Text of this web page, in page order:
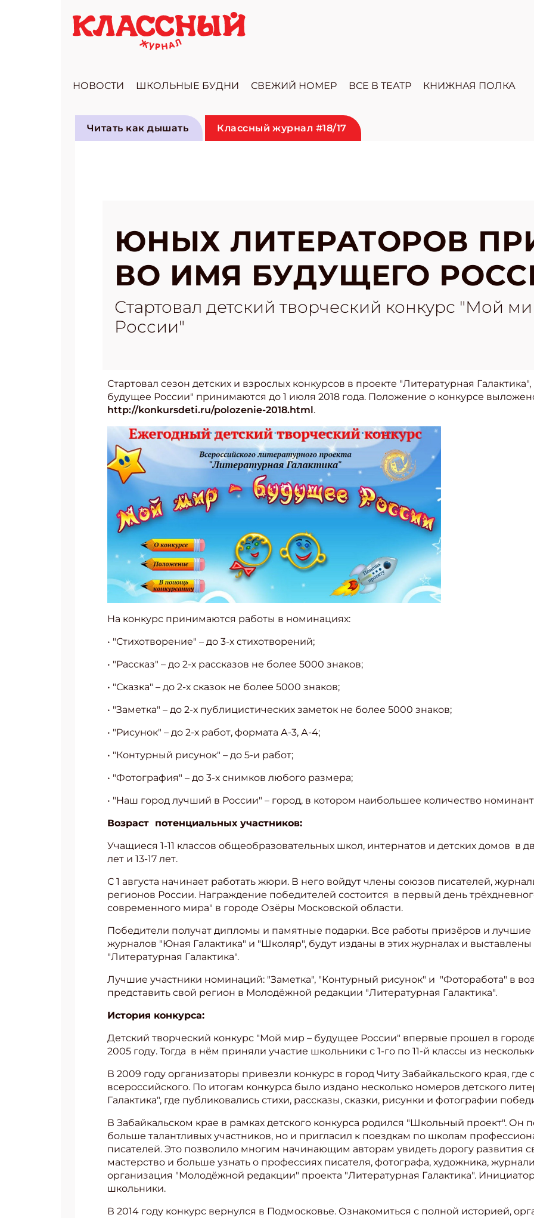
НОВОСТИ ШКОЛЬНЫЕ БУДНИ СВЕЖИЙ НОМЕР ВСЕ В ТЕАТР КНИЖНАЯ ПОЛКА
Читать как дышать Классный журнал #18/17
ЮНЫХ ЛИТЕРАТОРОВ
ВО ИМЯ БУДУЩЕГО
Стартовал детский творческий конкурс "Мой
России"
Стартовал сезон детских и взрослых конкурсов в проекте "Литературная
будущее России" принимаются до 1 июля 2018 года. Положение о конкурсе
http://konkursdeti.ru/polozenie-2018.html.
На конкурс принимаются работы в номинациях:
• "Стихотворение" – до 3-х стихотворений;
• "Рассказ" – до 2-х рассказов не более 5000 знаков;
• "Сказка" – до 2-х сказок не более 5000 знаков;
• "Заметка" – до 2-х публицистических заметок не более 5000 знаков;
• "Рисунок" – до 2-х работ, формата А-3, А-4;
• "Контурный рисунок" – до 5-и работ;
• "Фотография" – до 3-х снимков любого размера;
• "Наш город лучший в России" – город, в котором наибольшее количество
Возраст потенциальных участников:
Учащиеся 1-11 классов общеобразовательных школ, интернатов и детских домов в
лет и 13-17 лет.
С 1 августа начинает работать жюри. В него войдут члены союзов писателей,
регионов России. Награждение победителей состоится в первый день
современного мира" в городе Озёры Московской области.
Победители получат дипломы и памятные подарки. Все работы призёров и
журналов "Юная Галактика" и "Школяр", будут изданы в этих журналах и выставлены
"Литературная Галактика".
Лучшие участники номинаций: "Заметка", "Контурный рисунок" и "Фоторабота" в
представить свой регион в Молодёжной редакции "Литературная Галактика".
История конкурса:
Детский творческий конкурс "Мой мир – будущее России" впервые прошел в
2005 году. Тогда в нём приняли участие школьники с 1-го по 11-й классы из
В 2009 году организаторы привезли конкурс в город Читу Забайкальского края, где
всероссийского. По итогам конкурса было издано несколько номеров детского
Галактика", где публиковались стихи, рассказы, сказки, рисунки и фотографии
В Забайкальском крае в рамках детского конкурса родился "Школьный проект". Он
больше талантливых участников, но и пригласил к поездкам по школам
писателей. Это позволило многим начинающим авторам увидеть дорогу развития
мастерство и больше узнать о профессиях писателя, фотографа, художника,
организация "Молодёжной редакции" проекта "Литературная Галактика".
школьники.
В 2014 году конкурс вернулся в Подмосковье. Ознакомиться с полной историей,